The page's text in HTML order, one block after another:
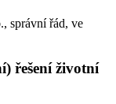
správní řád, ve
řešení životní